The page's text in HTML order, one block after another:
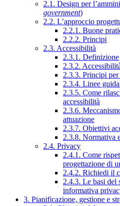
2.1. Design per
government)
2.2. L’approccio
2.2.1. Buone
2.2.2. Principi
2.3. Accessibilità
2.3.1. Definizione
2.3.2.
2.3.3. Principi per
2.3.4. Linee
2.3.5. Come
accessibilità
2.3.6.
attuazione
2.3.7. Obiettivi
2.3.8. Normativa
2.4. Privacy
2.4.1. Come
progettazione di
2.4.2. Richiedi il
2.4.3. Le basi del
informativa
3. Pianificazione, gestione e